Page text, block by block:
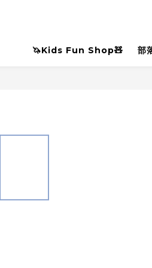
🦄Kids Fun Shop🧸 部